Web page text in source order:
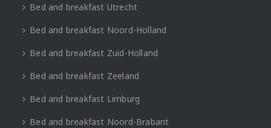
Bed and breakfast Utrecht
Bed and breakfast Noord-Holland
Bed and breakfast Zuid-Holland
Bed and breakfast Zeeland
Bed and breakfast Limburg
Bed and breakfast Noord-Brabant